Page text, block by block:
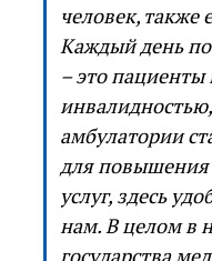
человек, также
Каждый день
– это пациенты
амбулатории
для повышения
услуг, здесь
нам. В целом в
государства